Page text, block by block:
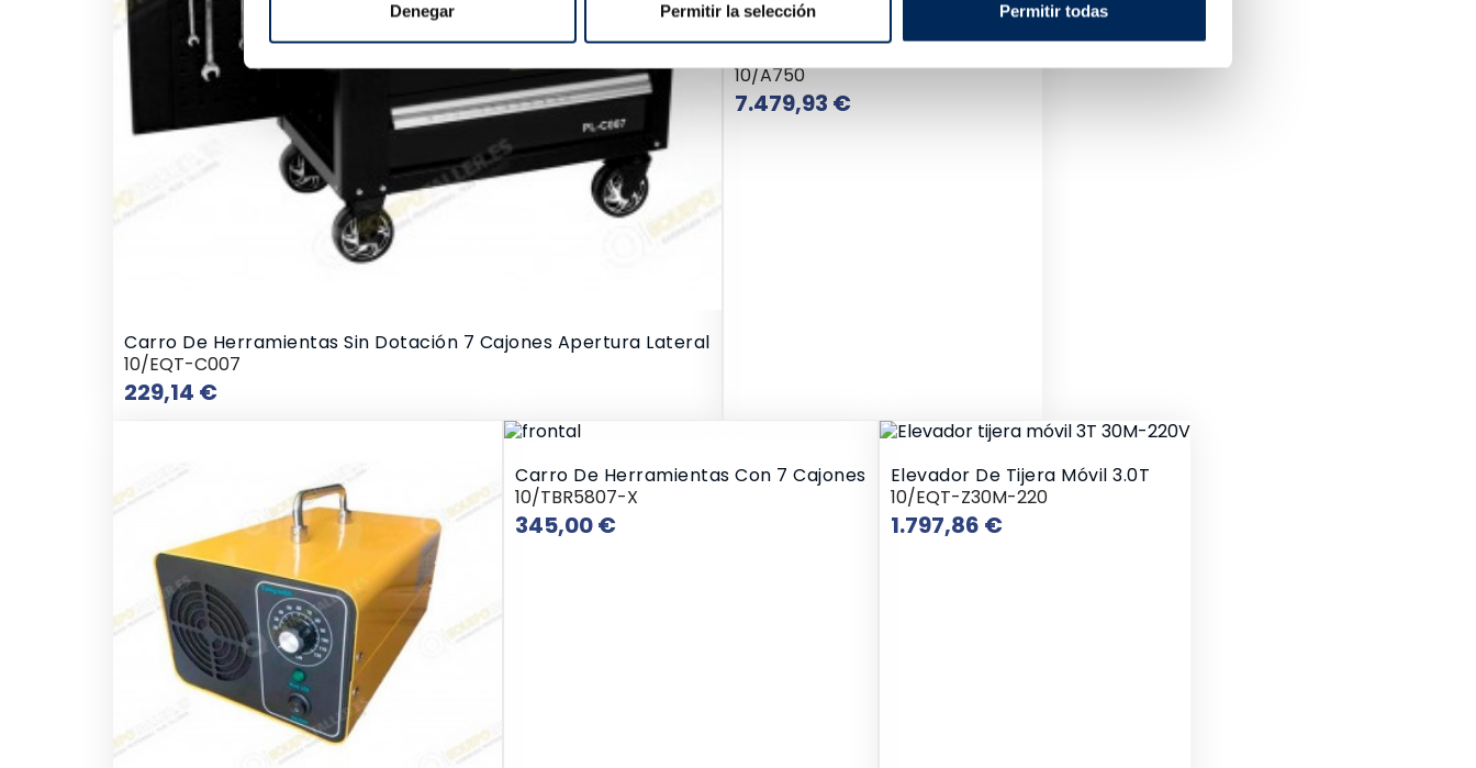
Denegar Permitir la selección Permitir todas
Carro De Herramientas Sin Dotación 7 Cajones Apertura Lateral
10/EQT-C007
229,14 €
10/A750
7.479,93 €Precio
Carro De Herramientas Con 7 Cajones
10/TBR5807-X
345,00 €
Elevador De Tijera Móvil 3.0T
10/EQT-Z30M-220
1.797,86 €Precio